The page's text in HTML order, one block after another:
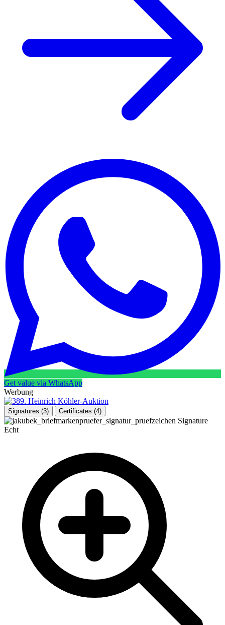
Get value via WhatsApp
Werbung
Signatures (3) Certificates (4)
Signature
Echt